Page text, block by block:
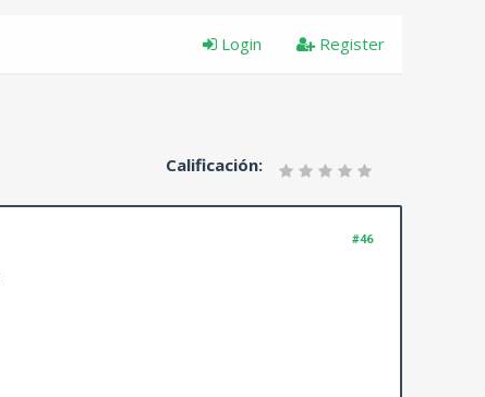
Register
Login
Calificación:
#46